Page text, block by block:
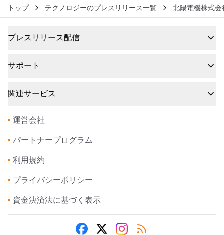
トップ テクノロジーのプレスリリース一覧 北陽電機株式会
プレスリリース配信
サポート
関連サービス
• 運営会社
• パートナープログラム
• 利用規約
• プライバシーポリシー
• 資金決済法に基づく表示